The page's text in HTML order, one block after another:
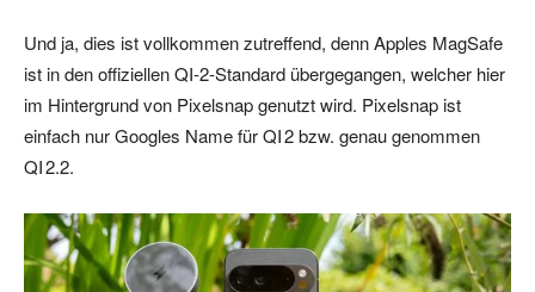
Und ja, dies ist vollkommen zutreffend, denn Apples MagSafe
ist in den offiziellen QI‑2‑Standard übergegangen, welcher hier
im Hintergrund von Pixelsnap genutzt wird. Pixelsnap ist
einfach nur Googles Name für QI 2 bzw. genau genommen
QI 2.2.